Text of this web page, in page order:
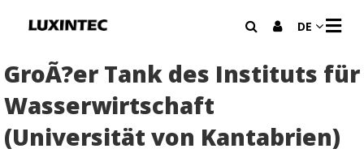
DE N
A
I
G
GroÃ?er Tank des Instituts für
Wasserwirtschaft
(Universität von Kantabrien)